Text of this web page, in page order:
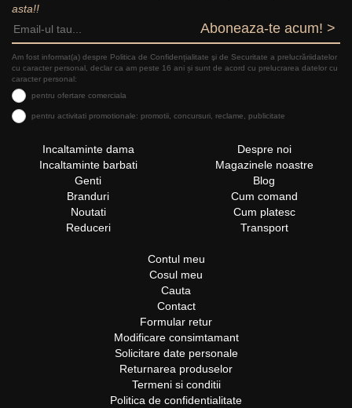
asta!!
Aboneaza-te acum! >
Am fost informat(a) despre Politica de Confidențialitate şi de Securitate a prelucrăriidatelor
cu caracter personal, declar ca am peste 16 ani și sunt de acord cu prelucrarea datelor cu
caracter personal:
pentru ofertare comerciala
pentru activitati promotionale: promotii, concursuri, reclame, publicitate
Incaltaminte dama
Incaltaminte barbati
Genti
Branduri
Noutati
Reduceri
Despre noi
Magazinele noastre
Blog
Cum comand
Cum platesc
Transport
Contul meu
Cosul meu
Cauta
Contact
Formular retur
Modificare consimtamant
Solicitare date personale
Returnarea produselor
Termeni si conditii
Politica de confidentialitate